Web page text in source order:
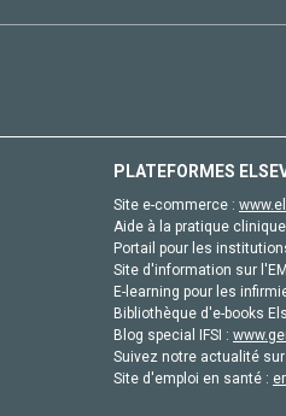
PLATEFORMES
Site e-commerce :
Aide à la pratique
Portail pour les
Site d'information sur
E-learning pour les
Bibliothèque d'e-books
Blog special IFSI :
Suivez notre actualité
Site d'emploi en santé :